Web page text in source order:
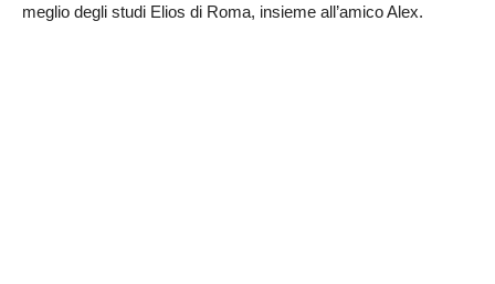
meglio degli studi Elios di Roma, insieme all’amico Alex.